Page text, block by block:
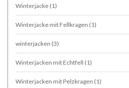
Winterjacke (1)
Winterjacke mit Fellkragen (1)
winterjacken (3)
Winterjacken mit Echtfell (1)
Winterjacken mit Pelzkragen (1)